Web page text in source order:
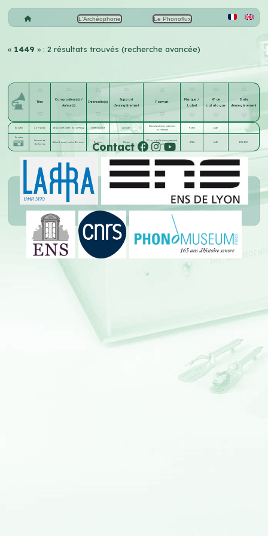
L'Archéophone Le Phonoflux
« 1449» : 2 résultats trouvés (recherche avancée)
Titre
Compositeur(s) /
Auteur(s)
Interprète(s)
Support
d'enregistrement
Format
Marque /
Label
N° de
catalogue
Date
d'enregistrement
Écouter La Promise Georges Marietti ; Victor Meusy Yvette Guilbert Cylindre
Standard (enregistrement
acoustique)
Pathé 1449
Écouter
Les trucs de
Boitaclou
Arthur Gramet; Lucien Delormel Dranem Disque
27 cm aiguille (enregistrement
acoustique)
APGA 1449 1906-1907
Contact